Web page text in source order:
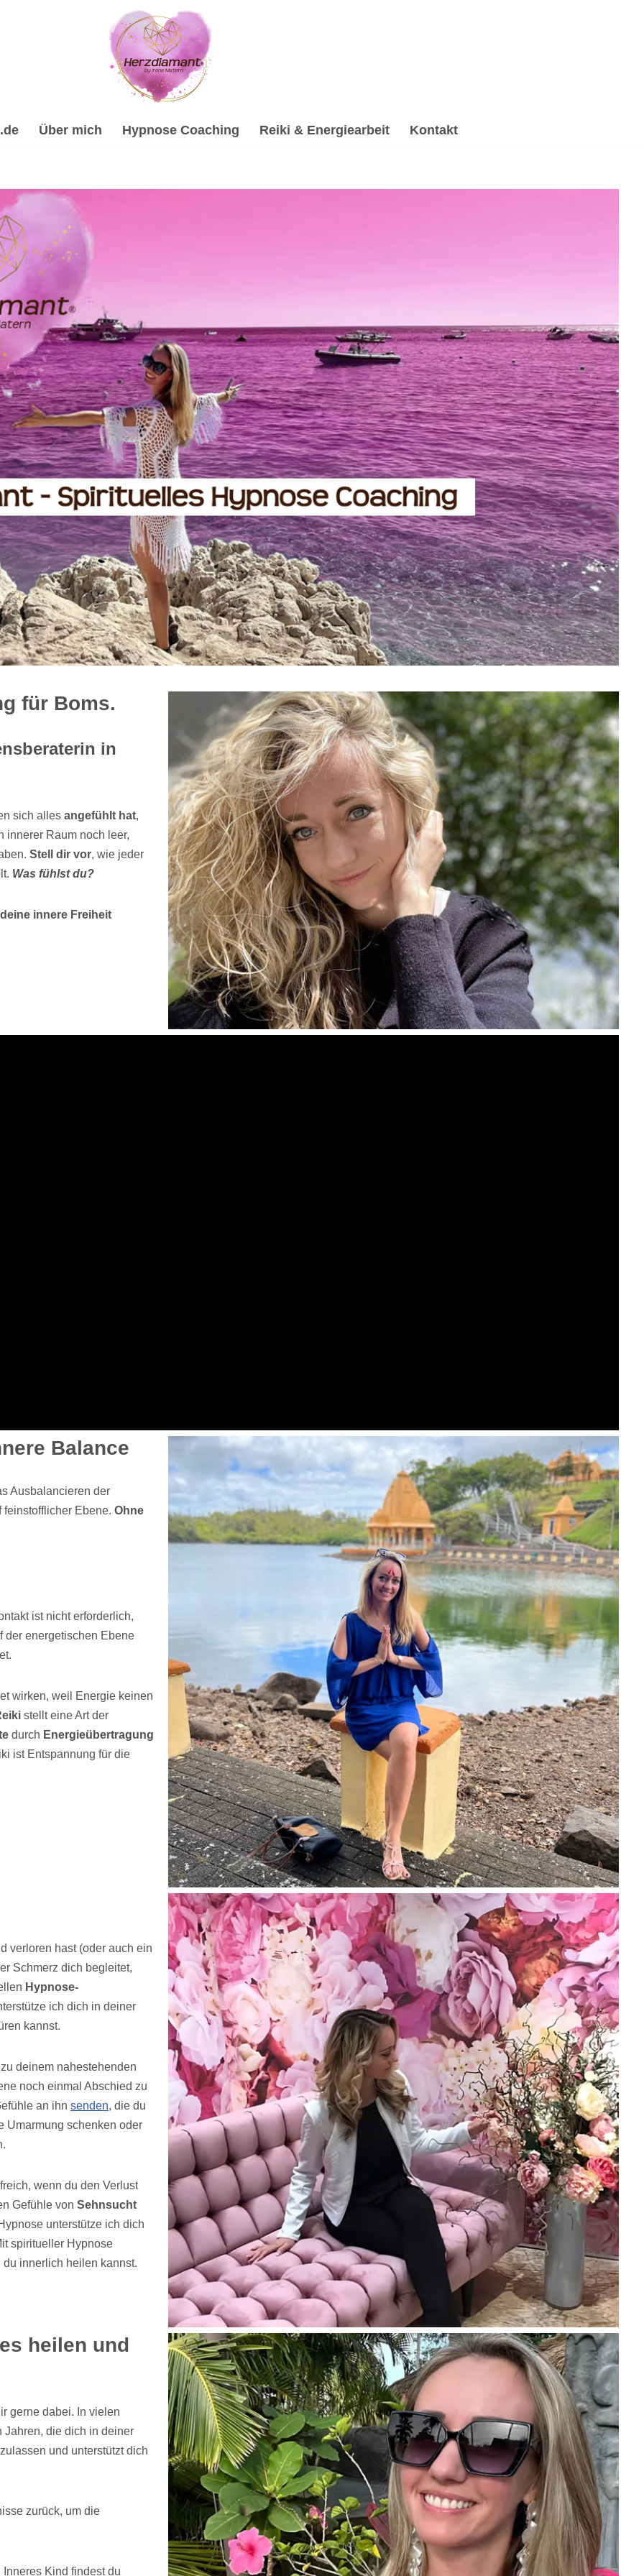
Über mich Hypnose Coaching Reiki & Energiearbeit Kontakt
Psychologische Beratung, Energiearbeit & Reiki, Spirituelle Trauerverarbeitung & Trauerhilfe,
✔️ Hypnose, ☑️ Spirituelle Trauerverarbeitung & Trauerhilfe, ✔️ Psychologische Beratung und ✔️ Spirituelles
Hypnose-Coach & psychologische Beraterin für 88361 Boms. Besuch mich ✉.
für Boms.
in
sich alles angefühlt hat,
innerer Raum noch leer,
Stell dir vor, wie jeder
Was fühlst du?
innere Freiheit
Balance
Ausbalancieren der
Ebene. Ohne
ist nicht erforderlich,
der energetischen Ebene
wirken, weil Energie keinen
stellt eine Art der
durch Energieübertragung
ist Entspannung für die
verloren hast (oder auch ein
Schmerz dich begleitet,
Hypnose-
ich dich in deiner
kannst.
deinem nahestehenden
noch einmal Abschied zu
an ihn senden, die du
Umarmung schenken oder
wenn du den Verlust
Gefühle von Sehnsucht
unterstütze ich dich
spiritueller Hypnose
innerlich heilen kannst.
heilen und
gerne dabei. In vielen
Jahren, die dich in deiner
und unterstützt dich
zurück, um die
Kind findest du